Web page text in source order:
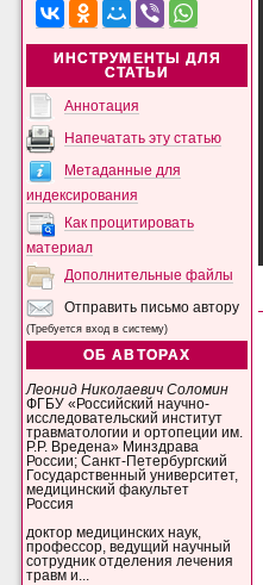
ИНСТРУМЕНТЫ ДЛЯ
СТАТЬИ
Аннотация
Напечатать эту статью
Метаданные для
индексирования
Как процитировать
материал
Дополнительные файлы
Отправить письмо автору
(Требуется вход в систему)
ОБ АВТОРАХ
Леонид Николаевич Соломин
ФГБУ «Российский научно-
исследовательский институт
травматологии и ортопеции им.
Р.Р. Вредена» Минздрава
России; Санкт-Петербургский
Государственный университет,
медицинский факультет
Россия
доктор медицинских наук,
профессор, ведущий научный
сотрудник отделения лечения
травм и...